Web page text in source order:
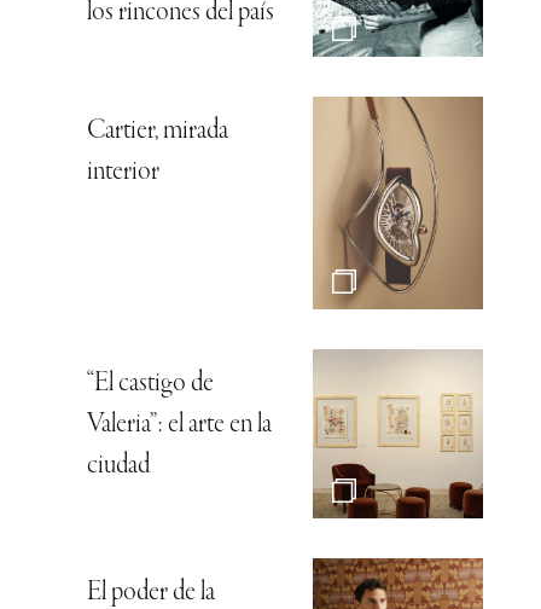
los rincones del país
Cartier, mirada
interior
“El castigo de
Valeria”: el arte en la
ciudad
El poder de la